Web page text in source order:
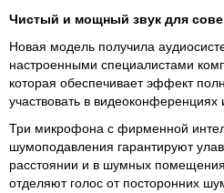
Чистый и мощный звук для
Новая модель получила
настроенными специалистами
которая обеспечивает эффект
участвовать в видеоконференциях
Три микрофона с фирменной
шумоподавления гарантируют
расстоянии и в шумных
отделяют голос от посторонних